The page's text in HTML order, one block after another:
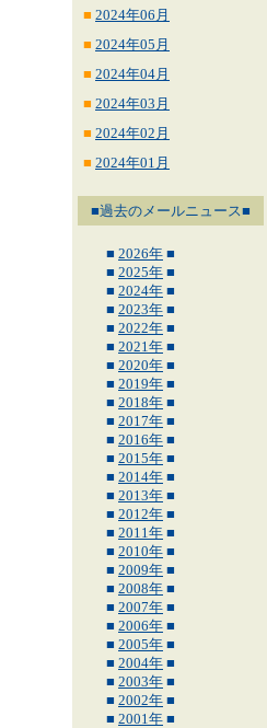
■ 2024年06月
■ 2024年05月
■ 2024年04月
■ 2024年03月
■ 2024年02月
■ 2024年01月
■過去のメールニュース■
■ 2026年 ■
■ 2025年 ■
■ 2024年 ■
■ 2023年 ■
■ 2022年 ■
■ 2021年 ■
■ 2020年 ■
■ 2019年 ■
■ 2018年 ■
■ 2017年 ■
■ 2016年 ■
■ 2015年 ■
■ 2014年 ■
■ 2013年 ■
■ 2012年 ■
■ 2011年 ■
■ 2010年 ■
■ 2009年 ■
■ 2008年 ■
■ 2007年 ■
■ 2006年 ■
■ 2005年 ■
■ 2004年 ■
■ 2003年 ■
■ 2002年 ■
■ 2001年 ■